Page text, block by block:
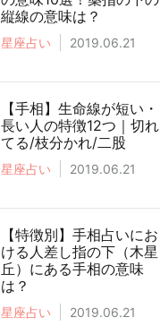
縦線の意味は？
星座占い 2019.06.21
【手相】生命線が短い・
長い人の特徴12つ｜切れ
てる/枝分かれ/二股
星座占い 2019.06.21
【特徴別】手相占いにお
ける人差し指の下（木星
丘）にある手相の意味
は？
星座占い 2019.06.21